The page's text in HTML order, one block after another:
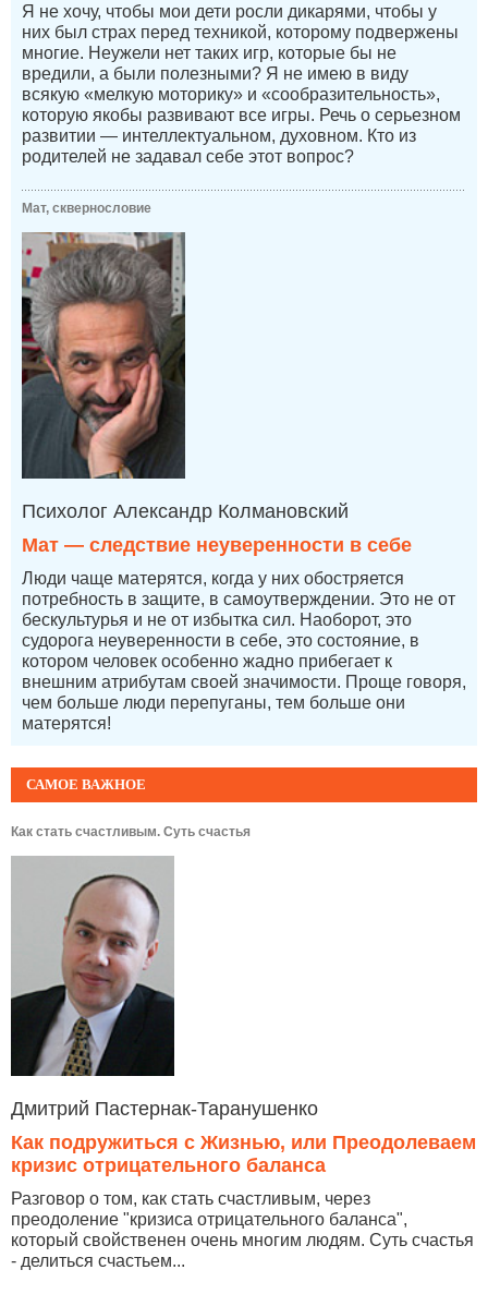
САМОЕ ВАЖНОЕ
Как стать счастливым. Суть счастья
Дмитрий Пастернак-Таранушенко
Как подружиться с Жизнью, или Преодолеваем
кризис отрицательного баланса
Разговор о том, как стать счастливым, через
преодоление "кризиса отрицательного баланса",
который свойственен очень многим людям. Суть счастья
- делиться счастьем...
Я не хочу, чтобы мои дети росли дикарями, чтобы у
них был страх перед техникой, которому подвержены
многие. Неужели нет таких игр, которые бы не
вредили, а были полезными? Я не имею в виду
всякую «мелкую моторику» и «сообразительность»,
которую якобы развивают все игры. Речь о серьезном
развитии — интеллектуальном, духовном. Кто из
родителей не задавал себе этот вопрос?
Мат, сквернословие
Психолог Александр Колмановский
Мат — следствие неуверенности в себе
Люди чаще матерятся, когда у них обостряется
потребность в защите, в самоутверждении. Это не от
бескультурья и не от избытка сил. Наоборот, это
судорога неуверенности в себе, это состояние, в
котором человек особенно жадно прибегает к
внешним атрибутам своей значимости. Проще говоря,
чем больше люди перепуганы, тем больше они
матерятся!